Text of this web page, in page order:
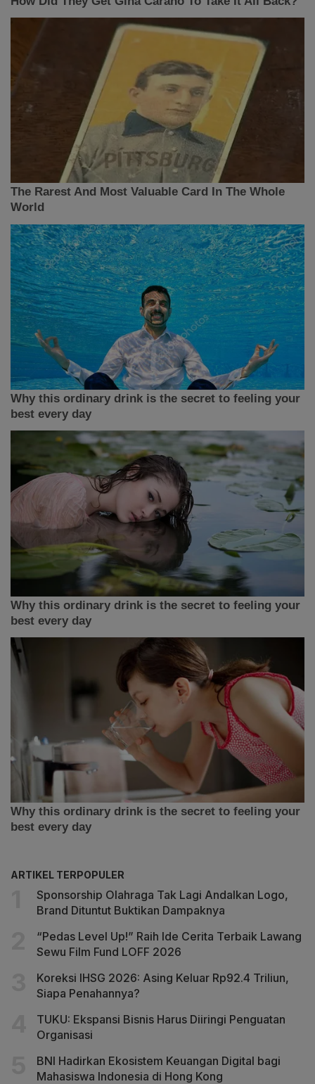
ARTIKEL TERPOPULER
Sponsorship Olahraga Tak Lagi Andalkan Logo,
Brand Dituntut Buktikan Dampaknya
“Pedas Level Up!” Raih Ide Cerita Terbaik Lawang
Sewu Film Fund LOFF 2026
Koreksi IHSG 2026: Asing Keluar Rp92.4 Triliun,
Siapa Penahannya?
TUKU: Ekspansi Bisnis Harus Diiringi Penguatan
Organisasi
BNI Hadirkan Ekosistem Keuangan Digital bagi
Mahasiswa Indonesia di Hong Kong